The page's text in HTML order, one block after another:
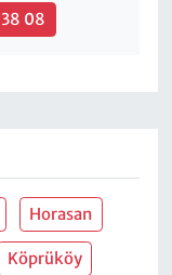
08
Horasan
Köprüköy